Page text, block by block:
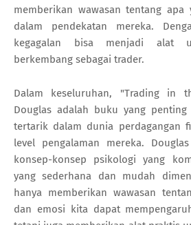
memberikan wawasan tentang
dalam pendekatan mereka.
kegagalan bisa menjadi alat
berkembang sebagai trader.
Dalam keseluruhan, "Trading in
Douglas adalah buku yang
tertarik dalam dunia perdagangan
level pengalaman mereka.
konsep-konsep psikologi yang
yang sederhana dan mudah
hanya memberikan wawasan
dan emosi kita dapat